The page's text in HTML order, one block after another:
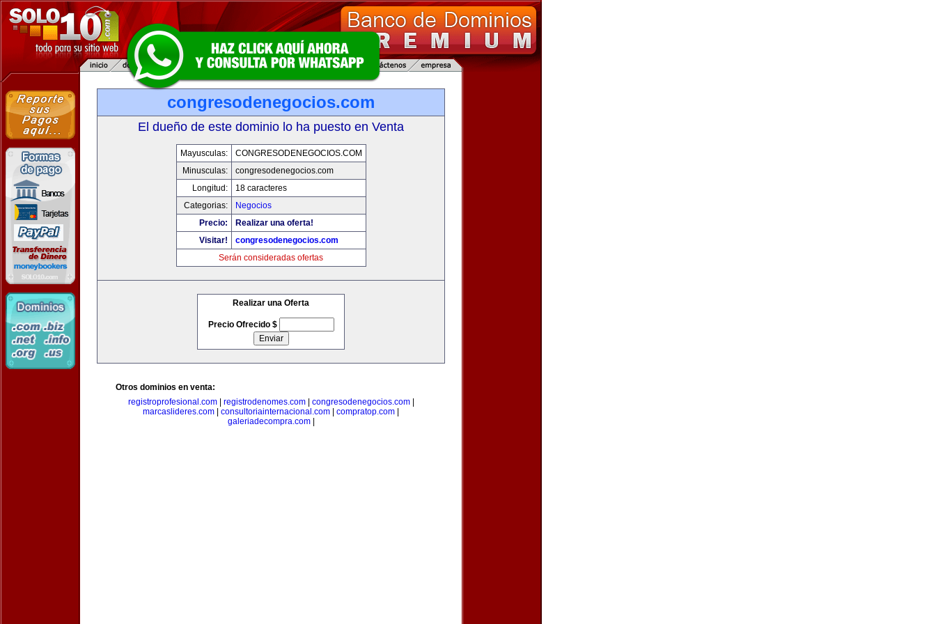
congresodenegocios.com
El dueño de este dominio lo ha puesto en Venta
Mayusculas:
CONGRESODENEGOCIOS.COM
Minusculas:
congresodenegocios.com
Longitud:
18 caracteres
Categorias:
Negocios
Precio:
Realizar una oferta!
Visitar!
congresodenegocios.com
Serán consideradas ofertas
Realizar una Oferta
Precio Ofrecido $
Otros dominios en venta:
registroprofesional.com| registrodenomes.com| congresodenegocios.com|
marcaslideres.com
consultoriainternacional.com compratop.com
galeriadecompra.com|